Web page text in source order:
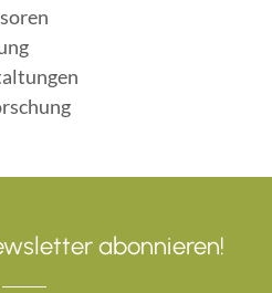
abonnieren!